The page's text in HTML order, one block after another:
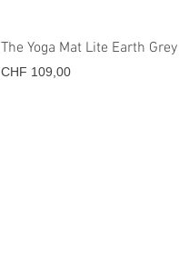
The Yoga Mat Lite Earth
Prijs
CHF 109,00